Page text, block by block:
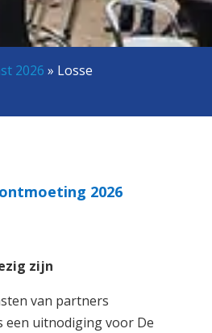
2026 » Losse
2026
zijn
van partners
een uitnodiging voor De